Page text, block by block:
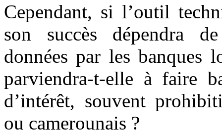
Cependant, si l’outil
son succès dépendra
données par les banques
parviendra-t-elle à faire
d’intérêt, souvent
ou camerounais ?